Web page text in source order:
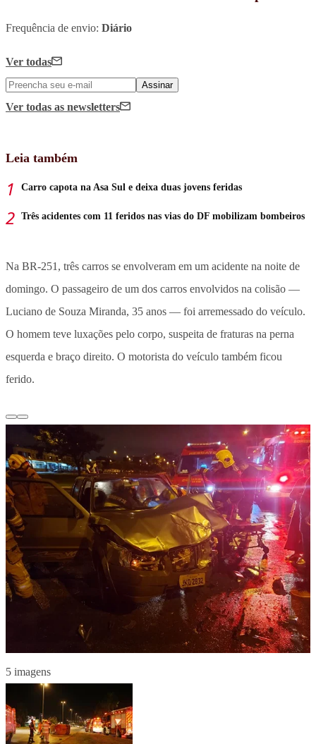
Frequência de envio: Diário
Ver todas
Assinar
Ver todas as newsletters
Leia também
Carro capota na Asa Sul e deixa duas jovens feridas
Três acidentes com 11 feridos nas vias do DF mobilizam bombeiros
Na BR-251, três carros se envolveram em um acidente na noite de
domingo. O passageiro de um dos carros envolvidos na colisão —
Luciano de Souza Miranda, 35 anos — foi arremessado do veículo.
O homem teve luxações pelo corpo, suspeita de fraturas na perna
esquerda e braço direito. O motorista do veículo também ficou
ferido.
5 imagens